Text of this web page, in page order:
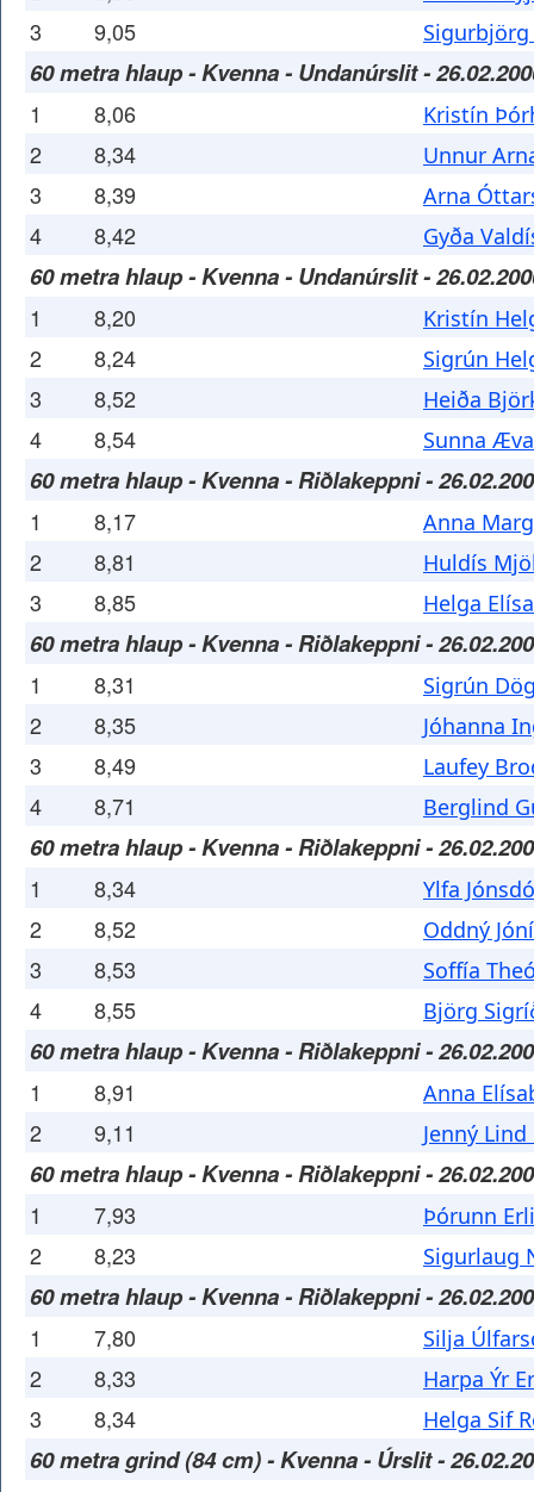
3 9,05
60 metra hlaup - Kvenna - Undanúrslit -
1 8,06 Kristín
2 8,34 Unnur
3 8,39 Arna
4 8,42 Gyða
60 metra hlaup - Kvenna - Undanúrslit -
1 8,20 Kristín
2 8,24 Sigrún
3 8,52 Heiða
4 8,54 Sunna
60 metra hlaup - Kvenna - Riðlakeppni -
1 8,17 Anna
2 8,81 Huldís
3 8,85 Helga
60 metra hlaup - Kvenna - Riðlakeppni -
1 8,31 Sigrún
2 8,35 Jóhanna
3 8,49 Laufey
4 8,71 Berglind
60 metra hlaup - Kvenna - Riðlakeppni -
1 8,34 Ylfa
2 8,52 Oddný
3 8,53 Soffía
4 8,55 Björg
60 metra hlaup - Kvenna - Riðlakeppni -
1 8,91 Anna
2 9,11 Jenný
60 metra hlaup - Kvenna - Riðlakeppni -
1 7,93 Þórunn
2 8,23 Sigurlaug
60 metra hlaup - Kvenna - Riðlakeppni -
1 7,80 Silja
2 8,33 Harpa Ýr
3 8,34 Helga Sif
60 metra grind (84 cm) - Kvenna - Úrslit -